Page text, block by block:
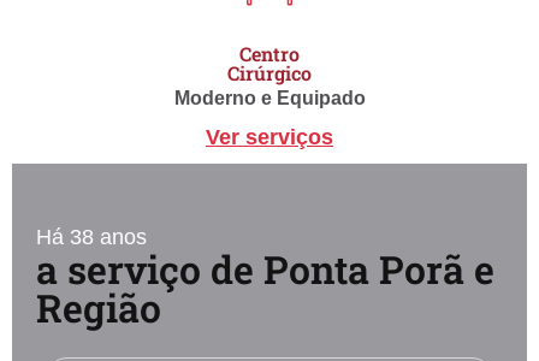
Centro
Cirúrgico
Moderno e Equipado
Ver serviços
Há 38 anos
a serviço de Ponta Porã e
Região